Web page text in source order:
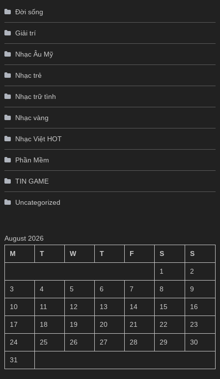
Đời sống
Giải trí
Nhạc Âu Mỹ
Nhạc trẻ
Nhạc trữ tình
Nhạc vàng
Nhạc Việt HOT
Phần Mềm
TIN GAME
Uncategorized
August 2026
M
T W T F S S
1 2
3 4 5 6 7 8 9
10 11 12 13 14 15 16
17 18 19 20 21 22 23
24 25 26 27 28 29 30
31